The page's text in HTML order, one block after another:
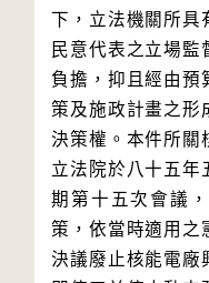
下，立法機關所具
民意代表之立場監
負擔，抑且經由預
策及施政計畫之形
決策權。本件所關
立法院於八十五年
期第十五次會議
策，依當時適用之
決議廢止核能電廠